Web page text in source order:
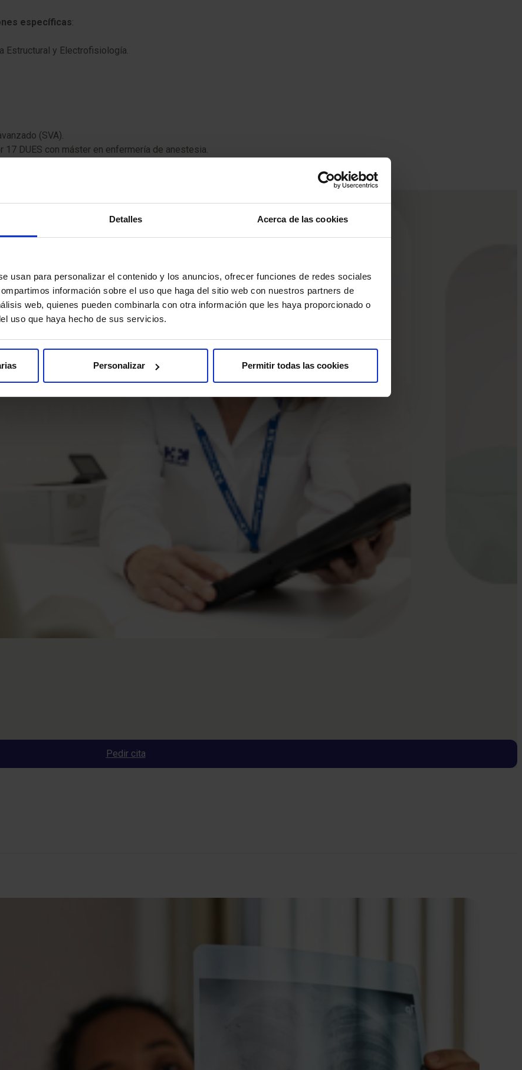
Detalles Acerca de las cookies
usan para personalizar el contenido y los anuncios, ofrecer funciones de redes sociales
información sobre el uso que haga del sitio web con nuestros partners de
web, quienes pueden combinarla con otra información que les haya proporcionado o
uso que haya hecho de sus servicios.
Personalizar Permitir todas las cookies
específicas:
Estructural y Electrofisiología.
(SVA).
DUES con máster en enfermería de anestesia.
Pedir cita